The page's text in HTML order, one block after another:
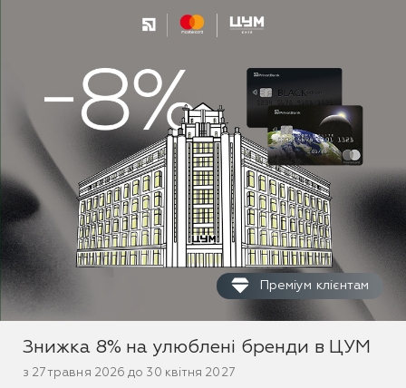
Преміум клієнтам
Знижка 8% на улюблені бренди в ЦУМ
з 27 травня 2026 до 30 квітня 2027